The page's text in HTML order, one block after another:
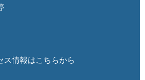
ス情報はこちらから